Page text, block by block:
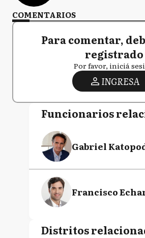
COMENTARIOS
Para comentar,
registrado
Por favor, iniciá
INGRESA
Funcionarios
Gabriel
Francisco
Distritos